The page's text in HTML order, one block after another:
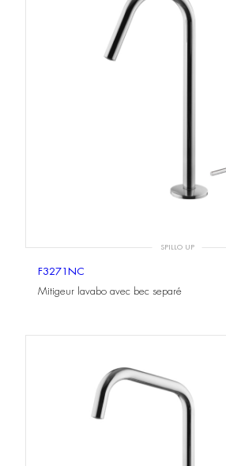
SPILLO UP
F3271NC
Mitigeur lavabo avec bec separé